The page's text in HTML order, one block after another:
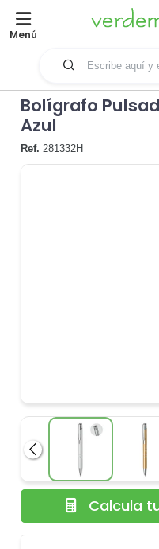
Menú
Bolígrafo
Azul
Ref. 281332H
Anterior
Calcula